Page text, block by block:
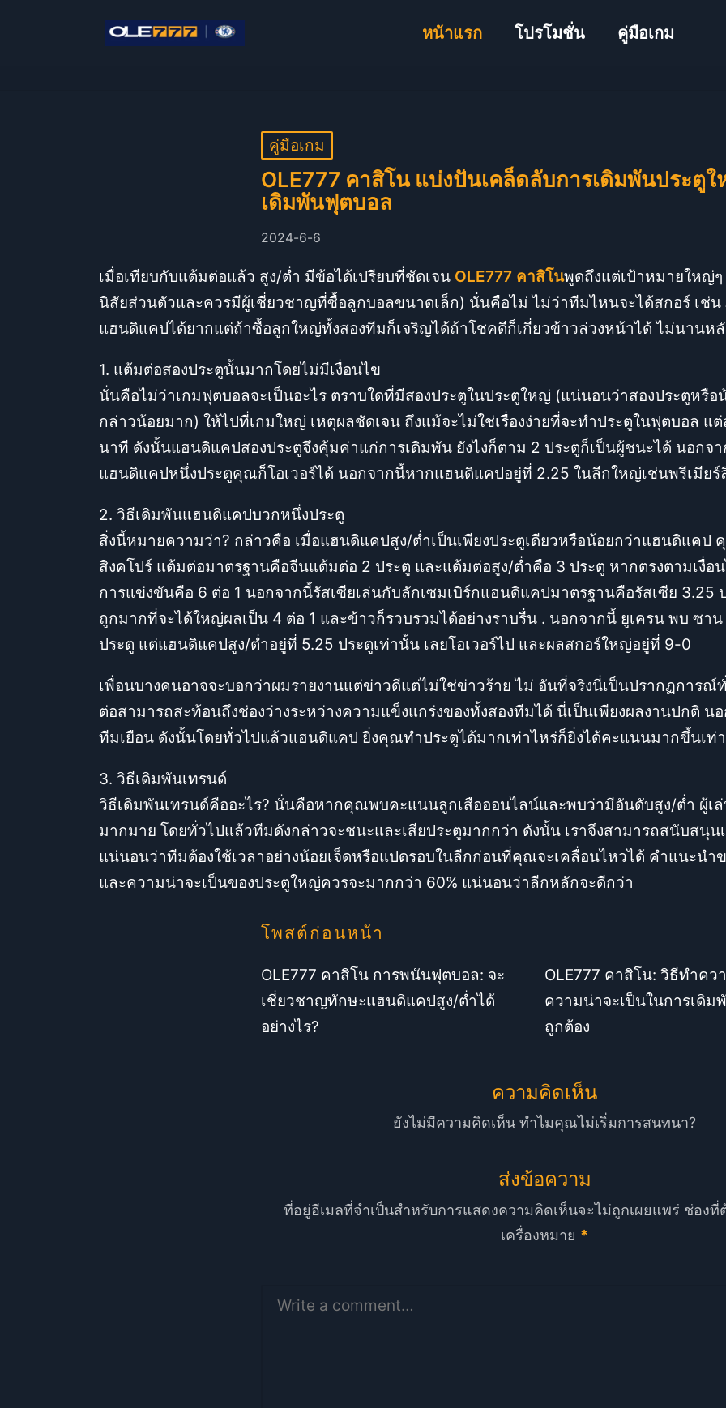
หน้าแรก โปรโมชั่น คู่มือเกม
คู่มือเกม
OLE777 คาสิโน แบ่งปันเคล็ดลับการเดิมพันประตู
เดิมพันฟุตบอล
2024-6-6
เมื่อเทียบกับแต้มต่อแล้ว สูง/ต่ำ มีข้อได้เปรียบที่ชัดเจน OLE777 คาสิโนพูดถึงแต่เป้าหมายใหญ่ๆ
นิสัยส่วนตัวและควรมีผู้เชี่ยวชาญที่ซื้อลูกบอลขนาดเล็ก) นั่นคือไม่ ไม่ว่าทีมไหนจะได้สกอร์ เช่
แฮนดิแคปได้ยากแต่ถ้าซื้อลูกใหญ่ทั้งสองทีมก็เจริญได้ถ้าโชคดีก็เกี่ยวข้าวล่วงหน้าได้ ไม่นานหลั
1. แต้มต่อสองประตูนั้นมากโดยไม่มีเงื่อนไข
นั่นคือไม่ว่าเกมฟุตบอลจะเป็นอะไร ตราบใดที่มีสองประตูในประตูใหญ่ (แน่นอนว่าสองประตูหรื
กล่าวน้อยมาก) ให้ไปที่เกมใหญ่ เหตุผลชัดเจน ถึงแม้จะไม่ใช่เรื่องง่ายที่จะทำประตูในฟุตบอล แ
นาที ดังนั้นแฮนดิแคปสองประตูจึงคุ้มค่าแก่การเดิมพัน ยังไงก็ตาม 2 ประตูก็เป็นผู้ชนะได้ นอกจ
แฮนดิแคปหนึ่งประตูคุณก็โอเวอร์ได้ นอกจากนี้หากแฮนดิแคปอยู่ที่ 2.25 ในลีกใหญ่เช่นพรีเมียร์
2. วิธีเดิมพันแฮนดิแคปบวกหนึ่งประตู
สิ่งนี้หมายความว่า? กล่าวคือ เมื่อแฮนดิแคปสูง/ต่ำเป็นเพียงประตูเดียวหรือน้อยกว่าแฮนดิแคป
สิงคโปร์ แต้มต่อมาตรฐานคือจีนแต้มต่อ 2 ประตู และแต้มต่อสูง/ต่ำคือ 3 ประตู หากตรงตามเงื่อ
การแข่งขันคือ 6 ต่อ 1 นอกจากนี้รัสเซียเล่นกับลักเซมเบิร์กแฮนดิแคปมาตรฐานคือรัสเซีย 3.25
ถูกมากที่จะได้ใหญ่ผลเป็น 4 ต่อ 1 และข้าวก็รวบรวมได้อย่างราบรื่น . นอกจากนี้ ยูเครน พบ ซ
ประตู แต่แฮนดิแคปสูง/ต่ำอยู่ที่ 5.25 ประตูเท่านั้น เลยโอเวอร์ไป และผลสกอร์ใหญ่อยู่ที่ 9-0
เพื่อนบางคนอาจจะบอกว่าผมรายงานแต่ข่าวดีแต่ไม่ใช่ข่าวร้าย ไม่ อันที่จริงนี่เป็นปรากฏการ
ต่อสามารถสะท้อนถึงช่องว่างระหว่างความแข็งแกร่งของทั้งสองทีมได้ นี่เป็นเพียงผลงานปกติ น
ทีมเยือน ดังนั้นโดยทั่วไปแล้วแฮนดิแคป ยิ่งคุณทำประตูได้มากเท่าไหร่ก็ยิ่งได้คะแนนมากขึ้นเ
3. วิธีเดิมพันเทรนด์
วิธีเดิมพันเทรนด์คืออะไร? นั่นคือหากคุณพบคะแนนลูกเสือออนไลน์และพบว่ามีอันดับสูง/ต่ำ ผู้เ
มากมาย โดยทั่วไปแล้วทีมดังกล่าวจะชนะและเสียประตูมากกว่า ดังนั้น เราจึงสามารถสนับสนุน
แน่นอนว่าทีมต้องใช้เวลาอย่างน้อยเจ็ดหรือแปดรอบในลีกก่อนที่คุณจะเคลื่อนไหวได้ คำแนะน
และความน่าจะเป็นของประตูใหญ่ควรจะมากกว่า 60% แน่นอนว่าลีกหลักจะดีกว่า
โพสต์ก่อนหน้า
OLE777 คาสิโน การพนันฟุตบอล: จะ
เชี่ยวชาญทักษะแฮนดิแคปสูง/ต่ำได้
อย่างไร?
OLE777 คาสิโน: วิธีทำคว
ความน่าจะเป็นในการเดิม
ถูกต้อง
ความคิดเห็น
ยังไม่มีความคิดเห็น ทำไมคุณไม่เริ่มการสนทนา?
ส่งข้อความ
ที่อยู่อีเมลที่จำเป็นสำหรับการแสดงความคิดเห็นจะไม่ถูกเผยแพร่ ช่องที่
เครื่องหมาย *